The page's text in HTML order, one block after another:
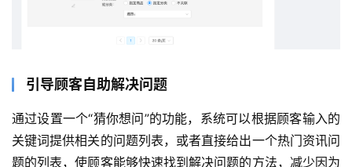
引导顾客自助解决问题
通过设置一个“猜你想问”的功能，系统可以根据顾客输入的
关键词提供相关的问题列表，或者直接给出一个热门资讯问
题的列表，使顾客能够快速找到解决问题的方法，减少因为